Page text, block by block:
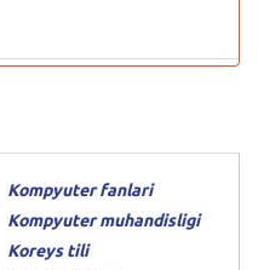
Kompyuter fanlari
Kompyuter muhandisligi
Koreys tili